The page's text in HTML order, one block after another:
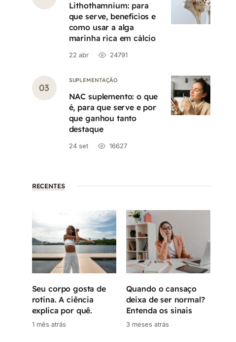
Lithothamnium: para
que serve, benefícios e
como usar a alga
marinha rica em cálcio
22 abr 24791
SUPLEMENTAÇÃO
NAC suplemento: o que
é, para que serve e por
que ganhou tanto
destaque
24 set 16627
RECENTES
Seu corpo gosta de
rotina. A ciência
explica por quê.
1 mês atrás
Quando o cansaço
deixa de ser normal?
Entenda os sinais
3 meses atrás